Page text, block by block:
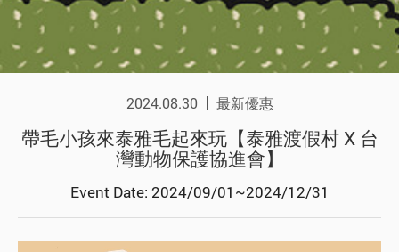
2024.08.30 最新優惠
帶毛小孩來泰雅毛起來玩【泰雅渡假村 X 台
灣動物保護協進會】
Event Date: 2024/09/01~2024/12/31